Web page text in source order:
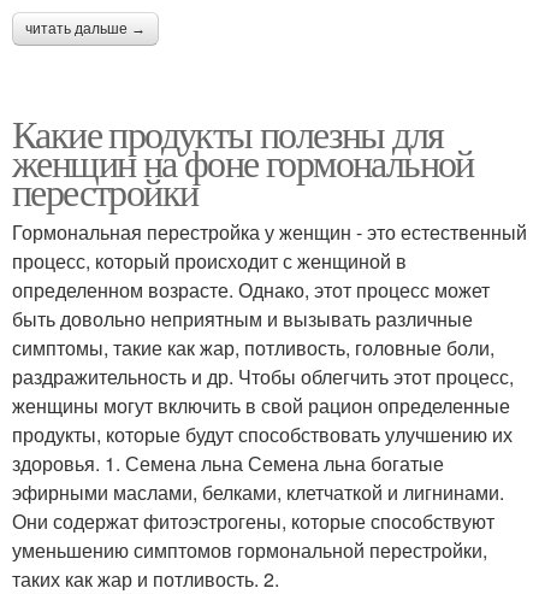
читать дальше →
Какие продукты полезны для
женщин на фоне гормональной
перестройки
Гормональная перестройка у женщин - это естественный
процесс, который происходит с женщиной в
определенном возрасте. Однако, этот процесс может
быть довольно неприятным и вызывать различные
симптомы, такие как жар, потливость, головные боли,
раздражительность и др. Чтобы облегчить этот процесс,
женщины могут включить в свой рацион определенные
продукты, которые будут способствовать улучшению их
здоровья. 1. Семена льна Семена льна богатые
эфирными маслами, белками, клетчаткой и лигнинами.
Они содержат фитоэстрогены, которые способствуют
уменьшению симптомов гормональной перестройки,
таких как жар и потливость. 2.